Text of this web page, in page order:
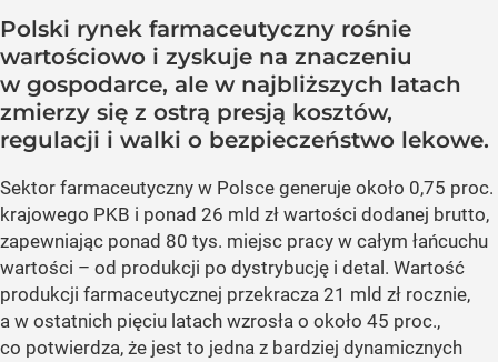
Polski rynek farmaceutyczny rośnie
wartościowo i zyskuje na znaczeniu
w gospodarce, ale w najbliższych latach
zmierzy się z ostrą presją kosztów,
regulacji i walki o bezpieczeństwo lekowe.
Sektor farmaceutyczny w Polsce generuje około 0,75 proc.
krajowego PKB i ponad 26 mld zł wartości dodanej brutto,
zapewniając ponad 80 tys. miejsc pracy w całym łańcuchu
wartości – od produkcji po dystrybucję i detal. Wartość
produkcji farmaceutycznej przekracza 21 mld zł rocznie,
a w ostatnich pięciu latach wzrosła o około 45 proc.,
co potwierdza, że jest to jedna z bardziej dynamicznych